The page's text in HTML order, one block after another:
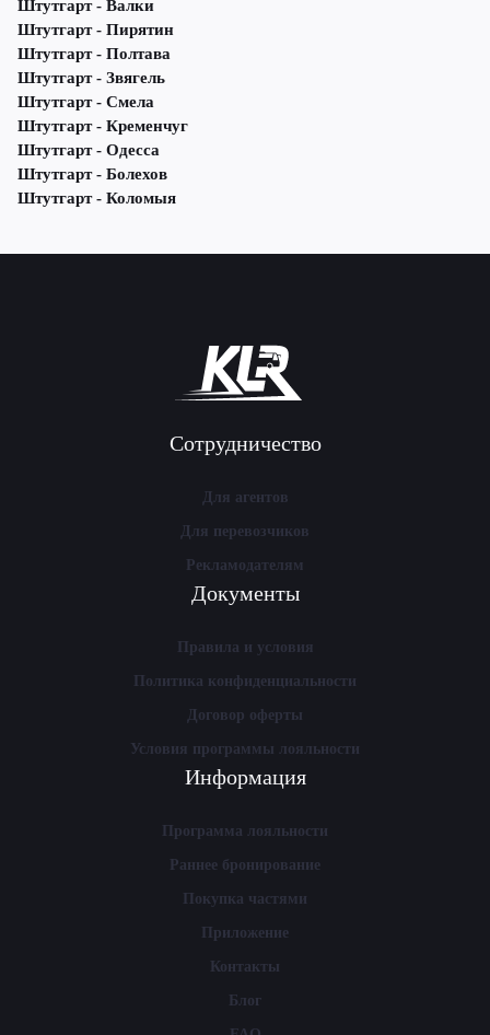
Штутгарт - Валки
Штутгарт - Пирятин
Штутгарт - Полтава
Штутгарт - Звягель
Штутгарт - Смела
Штутгарт - Кременчуг
Штутгарт - Одесса
Штутгарт - Болехов
Штутгарт - Коломыя
Сотрудничество
Для агентов
Для перевозчиков
Рекламодателям
Документы
Правила и условия
Политика конфиденциальности
Договор оферты
Условия программы лояльности
Информация
Программа лояльности
Раннее бронирование
Покупка частями
Приложение
Контакты
Блог